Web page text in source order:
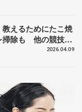
えるためにたこ焼
掃除も 他の競技に
本花織の筋肉2026.04.09